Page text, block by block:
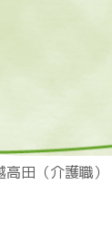
高田（介護職